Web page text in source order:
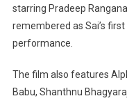
starring Pradeep
remembered as Sai’s
performance.
The film also features
Babu, Shanthnu